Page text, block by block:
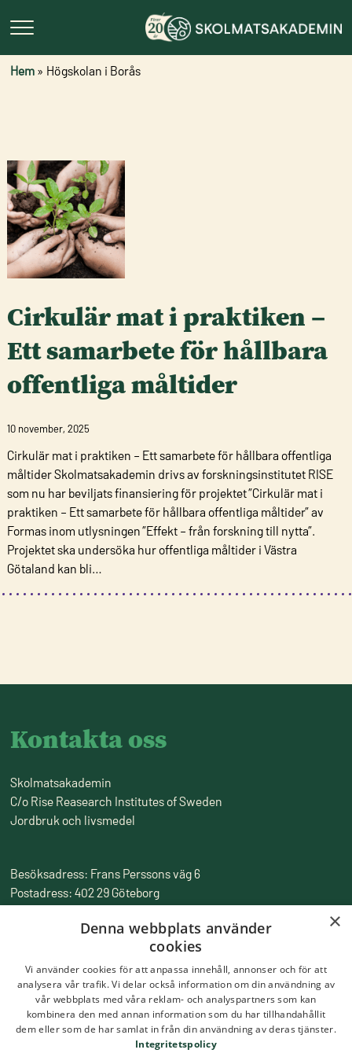
Hem » Högskolan i Borås
Cirkulär mat i praktiken –
Ett samarbete för hållbara
offentliga måltider
10 november, 2025
Cirkulär mat i praktiken – Ett samarbete för hållbara offentliga
måltider Skolmatsakademin drivs av forskningsinstitutet RISE
som nu har beviljats finansiering för projektet ”Cirkulär mat i
praktiken – Ett samarbete för hållbara offentliga måltider” av
Formas inom utlysningen ”Effekt – från forskning till nytta”.
Projektet ska undersöka hur offentliga måltider i Västra
Götaland kan bli…
Kontakta oss
Skolmatsakademin
C/o Rise Reasearch Institutes of Sweden
Jordbruk och livsmedel
Besöksadress: Frans Perssons väg 6
Postadress: 402 29 Göteborg
010-516 50 00
×
Denna webbplats använder
cookies
Vi använder cookies för att anpassa innehåll, annonser och för att
analysera vår trafik. Vi delar också information om din användning av
vår webbplats med våra reklam- och analyspartners som kan
kombinera den med annan information som du har tillhandahållit
dem eller som de har samlat in från din användning av deras tjänster.
Integritetspolicy